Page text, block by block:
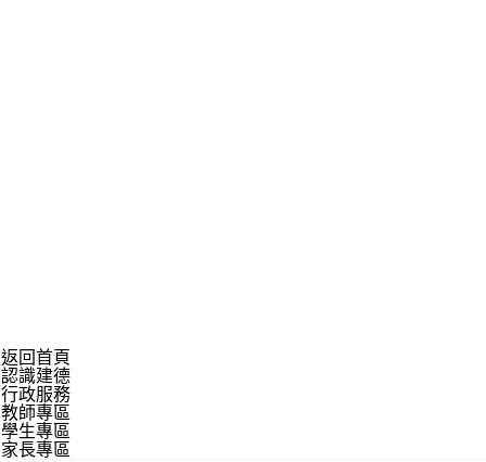
返回首頁
認識建德
行政服務
教師專區
學生專區
家長專區